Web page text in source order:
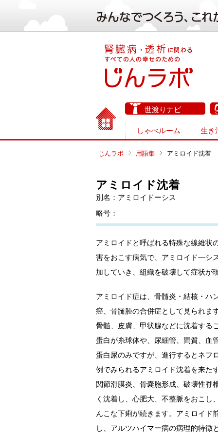
世渡りナビ
しゃべルーム 生き
じんラボ 用語集 アミロイド沈着
アミロイド沈着
別名：アミロイドーシス
略号：
アミロイドと呼ばれる特殊な線維状
害をおこす病気で、アミロイド―シ
加していき、組織を破壊して症状が
アミロイド症は、骨髄炎・結核・ハ
癌、骨髄腫の合併症として見られま
骨髄、皮膚、甲状腺などに沈着する
蛋白が糸球体や、尿細管、間質、血
蛋白尿のみですが、進行するとネフ
例でみられるアミロイド沈着を来
関節滑膜炎、骨嚢胞形成、破壊性脊
く沈着し、心肥大、不整脈をおこし
んこな下痢が続きます。アミロイド
し、アルツハイマー病の病理的特徴